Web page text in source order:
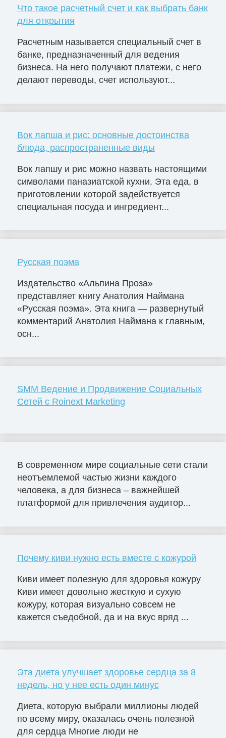
Что такое расчетный счет и как выбрать банк
для открытия
Расчетным называется специальный счет в
банке, предназначенный для ведения
бизнеса. На него получают платежи, с него
делают переводы, счет используют...
Вок лапша и рис: основные достоинства
блюда, распространенные виды
Вок лапшу и рис можно назвать настоящими
символами паназиатской кухни. Эта еда, в
приготовлении которой задействуется
специальная посуда и ингредиент...
Русская поэма
Издательство «Альпина Проза»
представляет книгу Анатолия Наймана
«Русская поэма». Эта книга — развернутый
комментарий Анатолия Наймана к главным,
осн...
SMM Ведение и Продвижение Социальных
Сетей с Roinext Marketing
В современном мире социальные сети стали
неотъемлемой частью жизни каждого
человека, а для бизнеса – важнейшей
платформой для привлечения аудитор...
Почему киви нужно есть вместе с кожурой
Киви имеет полезную для здоровья кожуру
Киви имеет довольно жесткую и сухую
кожуру, которая визуально совсем не
кажется съедобной, да и на вкус вряд ...
Эта диета улучшает здоровье сердца за 8
недель, но у нее есть один минус
Диета, которую выбрали миллионы людей
по всему миру, оказалась очень полезной
для сердца Многие люди не